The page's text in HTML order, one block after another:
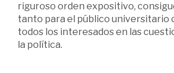
riguroso orden expositivo,
tanto para el público universitario
todos los interesados en las
la política.